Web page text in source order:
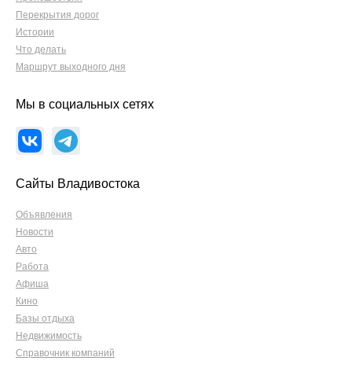
Перекрытия дорог
Истории
Что делать
Маршрут выходного дня
Мы в социальных сетях
Сайты Владивостока
Объявления
Новости
Авто
Работа
Афиша
Кино
Базы отдыха
Недвижимость
Справочник компаний